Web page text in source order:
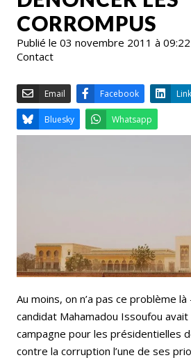
CORROMPUS
Publié le 03 novembre 2011 à
Contact
Au moins, on n’a pas ce problème
candidat Mahamadou Issoufou
campagne pour les présidentielles
contre la corruption l’une de ses